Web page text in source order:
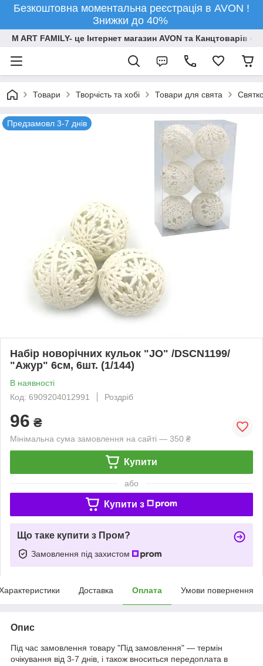
Безкоштовна моментальна реєстрація в AVON !
Знижки до 40%
M ART FAMILY- це Інтернет магазин AVON та Канцтоварів
Товари Творчiсть та хобi Товари для свята
Предзамовл 3-7 днів
Набір новорічних кульок "JO" /DSCN1199/
"Ажур" 6см, 6шт. (1/144)
В наявності
Код: 6909204012991
Роздріб
96 ₴
Мінімальна сума замовлення на сайті — 350 ₴
Купити
або
Купити з
Що таке купити з Пром?
Замовлення під захистом
Доставка Оплата Умови повернення
Опис
Під час замовлення товару "Під замовлення" — термін
очікування від 3-7 днів, і також вноситься передоплата в